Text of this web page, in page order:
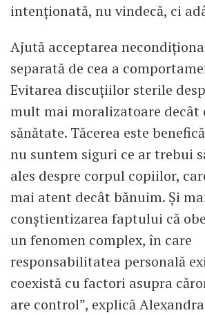
intenționată, nu vindecă, ci
Ajută acceptarea
separată de cea a
Evitarea discuțiilor sterile
mult mai moralizatoare decât
sănătate. Tăcerea este
nu suntem siguri ce ar trebui
ales despre corpul copiilor,
mai atent decât bănuim. Și
conștientizarea faptului că
un fenomen complex, în care
responsabilitatea personală
coexistă cu factori asupra
are control”, explică